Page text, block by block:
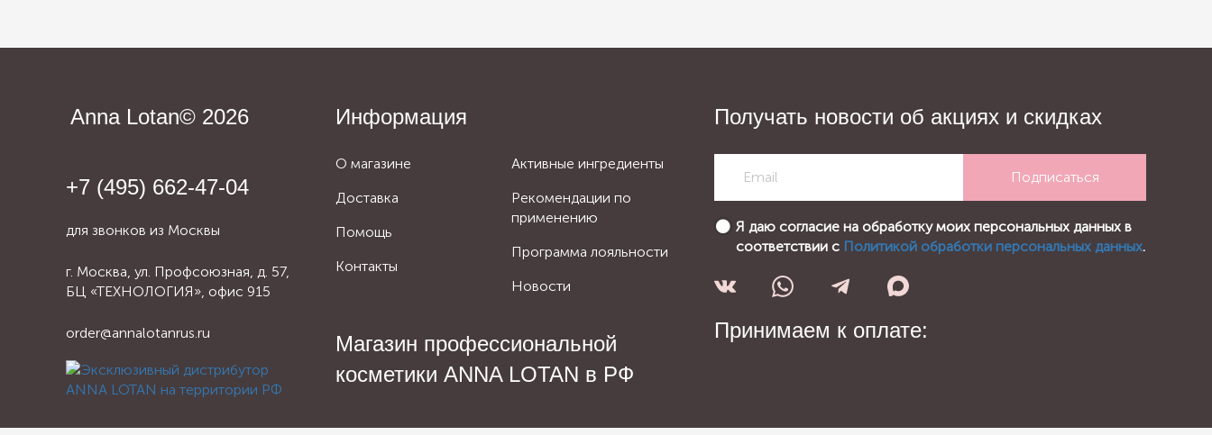
Anna Lotan© 2026
+7 (495) 662-47-04
для звонков из Москвы
г. Москва, ул. Профсоюзная, д. 57,
БЦ «ТЕХНОЛОГИЯ», офис 915
order@annalotanrus.ru
Информация
О магазине
Доставка
Помощь
Контакты
Активные ингредиенты
Рекомендации по
применению
Программа лояльности
Новости
Магазин профессиональной
косметики ANNA LOTAN в РФ
Получать новости об акциях и скидках
Подписаться
Я даю согласие на обработку моих персональных данных в
соответствии с Политикой обработки персональных данных.
Принимаем к оплате: